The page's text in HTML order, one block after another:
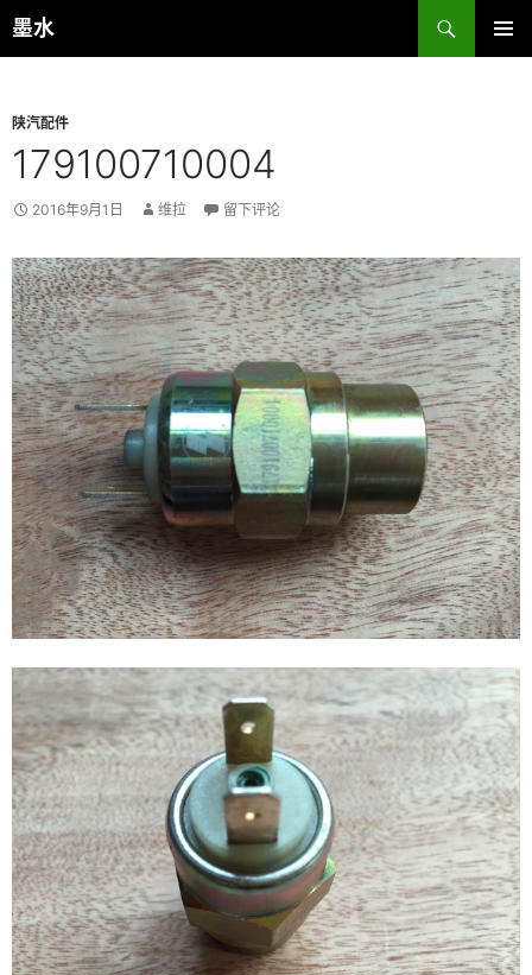
跳
至
墨水
搜
索
陕汽配件
179100710004
2016年9月1日 维拉 留下评论